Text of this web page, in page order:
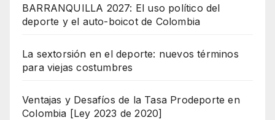
BARRANQUILLA 2027: El uso político del
deporte y el auto-boicot de Colombia
La sextorsión en el deporte: nuevos términos
para viejas costumbres
Ventajas y Desafíos de la Tasa Prodeporte en
Colombia [Ley 2023 de 2020]